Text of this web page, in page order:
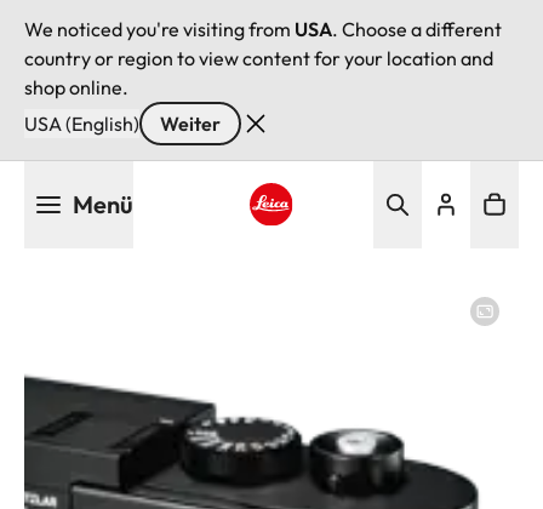
We noticed you're visiting from USA. Choose a different
country or region to view content for your location and
shop online.
USA (English)
Weiter
Menü